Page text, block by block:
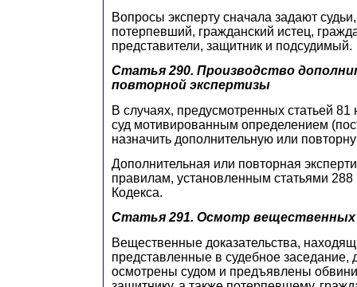
Вопросы эксперту сначала задают
потерпевший, гражданский истец,
представители, защитник и подсудимый.
Статья 290. Производство
повторной экспертизы
В случаях, предусмотренных статьей 81
суд мотивированным определением
назначить дополнительную или
Дополнительная или повторная
правилам, установленным статьями 288
Кодекса.
Статья 291. Осмотр вещественных
Вещественные доказательства,
представленные в судебное
осмотрены судом и предъявлены